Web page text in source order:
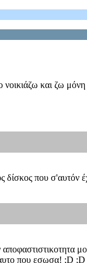
νοικιάζω και ζω
δίσκος που
αυτο που εσωσα! ;D